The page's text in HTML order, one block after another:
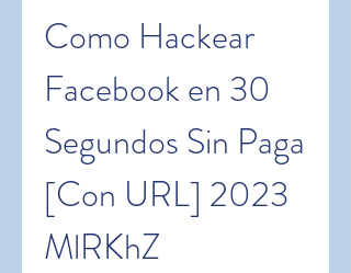
Como Hackear
Facebook en 30
Segundos Sin Paga
[Con URL] 2023
MlRKhZ